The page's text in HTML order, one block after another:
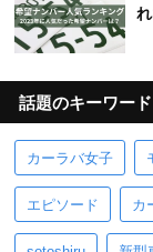
話題のキーワード
カーラバ女子
エピソード カ